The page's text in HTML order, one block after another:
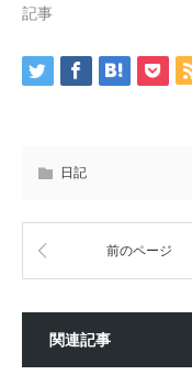
記事
日記
前のページ
関連記事